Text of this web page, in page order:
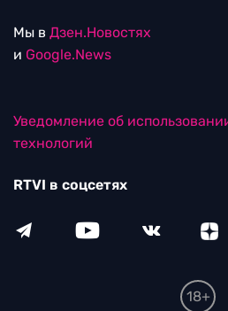
Мы в Дзен.Новостях
и Google.News
Уведомление об
технологий
RTVI в соцсетях
18+